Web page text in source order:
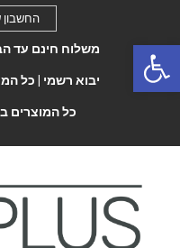
החשבון
משלוח חינם עד הבית
יבוא רשמי | כל
כל המוצרים